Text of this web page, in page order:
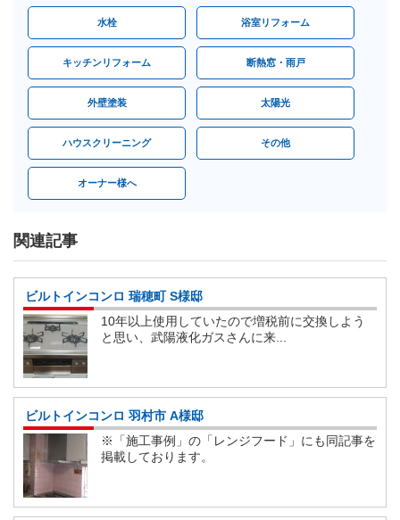
水栓 浴室リフォーム
キッチンリフォーム 断熱窓・雨戸
外壁塗装 太陽光
ハウスクリーニング その他
オーナー様へ
関連記事
ビルトインコンロ 瑞穂町 S様邸
10年以上使用していたので増税前に交換しよう
と思い、武陽液化ガスさんに来...
ビルトインコンロ 羽村市 A様邸
※「施工事例」の「レンジフード」にも同記事を
掲載しております。